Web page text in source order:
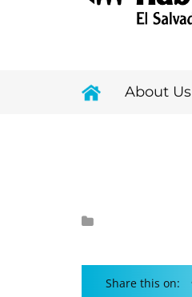
About Us
Share this on: